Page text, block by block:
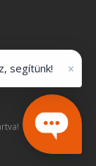
segítünk! ×